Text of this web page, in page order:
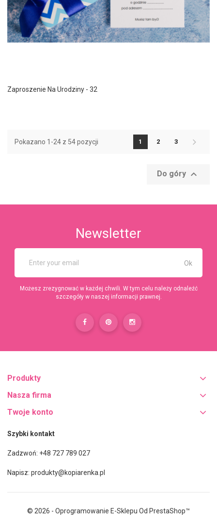
Zaproszenie Na Urodziny - 32
Pokazano 1-24 z 54 pozycji 1 2 3
Do góry 
Newsletter
Możesz zrezygnować w każdej chwili. W tym celu należy odnaleźć
szczegóły w naszej informacji prawnej.
Produkty
Nasza firma
Twoje konto
Szybki kontakt
Zadzwoń: +48 727 789 027
Napisz: produkty@kopiarenka.pl
© 2026 - Oprogramowanie E-Sklepu Od PrestaShop™